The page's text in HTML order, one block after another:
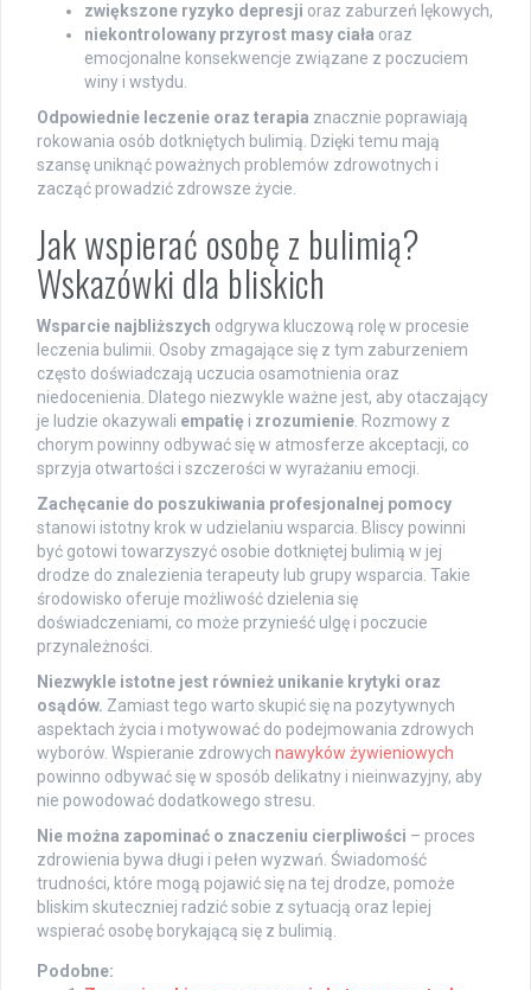
zwiększone ryzyko depresji oraz zaburzeń lękowych,
niekontrolowany przyrost masy ciała oraz
emocjonalne konsekwencje związane z poczuciem
winy i wstydu.
Odpowiednie leczenie oraz terapia znacznie poprawiają
rokowania osób dotkniętych bulimią. Dzięki temu mają
szansę uniknąć poważnych problemów zdrowotnych i
zacząć prowadzić zdrowsze życie.
Jak wspierać osobę z bulimią?
Wskazówki dla bliskich
Wsparcie najbliższych odgrywa kluczową rolę w procesie
leczenia bulimii. Osoby zmagające się z tym zaburzeniem
często doświadczają uczucia osamotnienia oraz
niedocenienia. Dlatego niezwykle ważne jest, aby otaczający
je ludzie okazywali empatię i zrozumienie . Rozmowy z
chorym powinny odbywać się w atmosferze akceptacji, co
sprzyja otwartości i szczerości w wyrażaniu emocji.
Zachęcanie do poszukiwania profesjonalnej pomocy
stanowi istotny krok w udzielaniu wsparcia. Bliscy powinni
być gotowi towarzyszyć osobie dotkniętej bulimią w jej
drodze do znalezienia terapeuty lub grupy wsparcia. Takie
środowisko oferuje możliwość dzielenia się
doświadczeniami, co może przynieść ulgę i poczucie
przynależności.
Niezwykle istotne jest również unikanie krytyki oraz
osądów. Zamiast tego warto skupić się na pozytywnych
aspektach życia i motywować do podejmowania zdrowych
wyborów. Wspieranie zdrowych nawyków żywieniowych
powinno odbywać się w sposób delikatny i nieinwazyjny, aby
nie powodować dodatkowego stresu.
Nie można zapominać o znaczeniu cierpliwości – proces
zdrowienia bywa długi i pełen wyzwań. Świadomość
trudności, które mogą pojawić się na tej drodze, pomoże
bliskim skuteczniej radzić sobie z sytuacją oraz lepiej
wspierać osobę borykającą się z bulimią.
Podobne: